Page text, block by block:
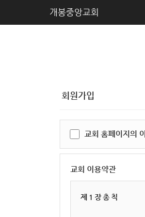
개봉중앙교회
회원가입
교회 홈페이지의
교회 이용약관
제 1 장 총 칙